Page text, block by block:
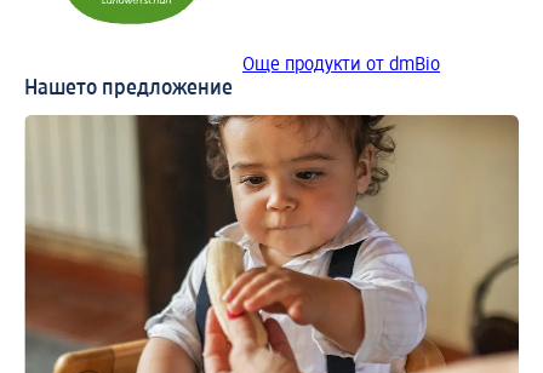
Още продукти от dmBio
Нашето предложение